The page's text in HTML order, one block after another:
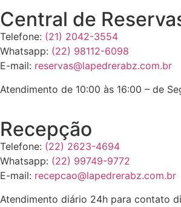
Central de
Telefone: (21) 2042-3554
Whatsapp: (22) 98112-6098
E-mail: reservas@lapedrerabz.com.br
Atendimento de 10:00 às 16:00 – de
Recepção
Telefone: (22) 2623-4694
Whatsapp: (22) 99749-9772
E-mail: recepcao@lapedrerabz.com.br
Atendimento diário 24h para contato